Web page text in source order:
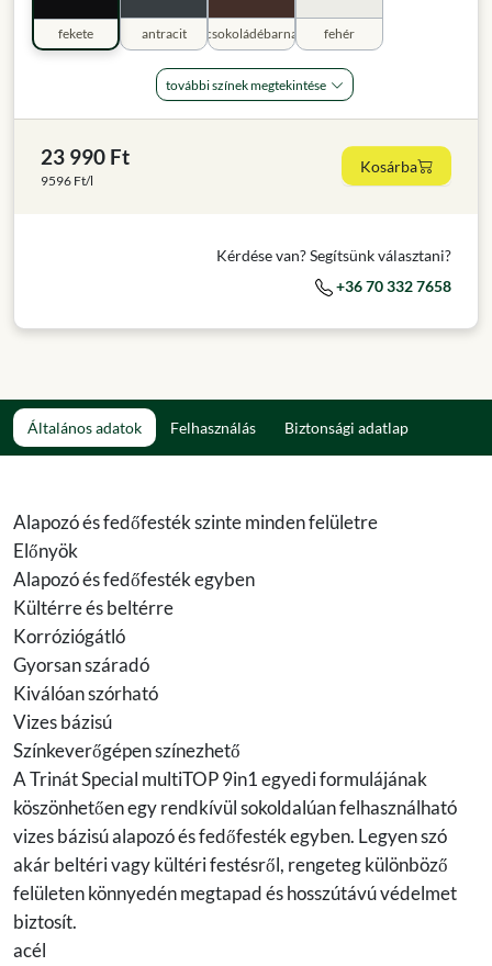
antracit csokoládébarna fehér
fekete
további színek megtekintése
23 990 Ft
9596 Ft/l
Kosárba
Kérdése van? Segítsünk választani?
+36 70 332 7658
Általános adatok Felhasználás Biztonsági adatlap
Alapozó és fedőfesték szinte minden felületre
Előnyök
Alapozó és fedőfesték egyben
Kültérre és beltérre
Korróziógátló
Gyorsan száradó
Kiválóan szórható
Vizes bázisú
Színkeverőgépen színezhető
A Trinát Special multiTOP 9in1 egyedi formulájának
köszönhetően egy rendkívül sokoldalúan felhasználható
vizes bázisú alapozó és fedőfesték egyben. Legyen szó
akár beltéri vagy kültéri festésről, rengeteg különböző
felületen könnyedén megtapad és hosszútávú védelmet
biztosít.
acél